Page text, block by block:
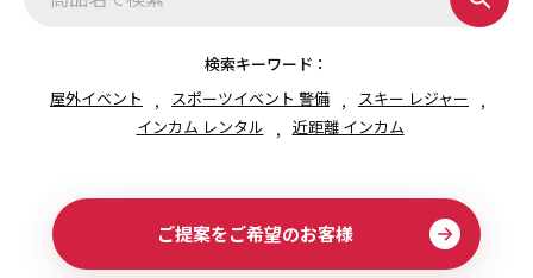
検索キーワード：
屋外イベント
スポーツイベント 警備
スキー レジャー
インカム レンタル
近距離 インカム
ご提案をご希望のお客様